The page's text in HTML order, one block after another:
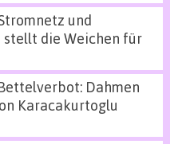
und
stellt die Weichen für
Dahmen
Karacakurtoglu